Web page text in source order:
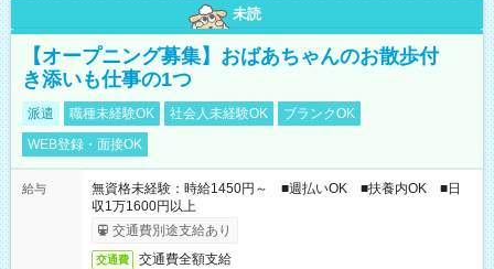
未読
【オープニング募集】おばあちゃんのお散歩付
き添いも仕事の1つ
派遣 職種未経験OK 社会人未経験OK
ブランクOK
WEB登録・面接OK
給与
無資格未経験：時給1450円～ ■週払いOK ■扶養内OK ■日
収1万1600円以上
交通費別途支給あり
交通費 交通費全額支給